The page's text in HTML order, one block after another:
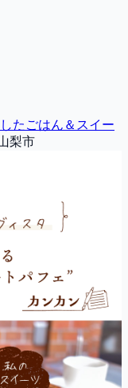
たごはん＆スイー
梨市